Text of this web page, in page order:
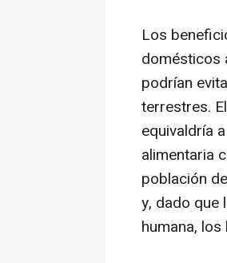
Los
domésticos
podrían
terrestres.
equivaldría
alimentaria
población
y, dado que
humana,